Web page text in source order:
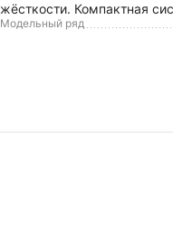
жёсткости. Компактная
Модельный ряд